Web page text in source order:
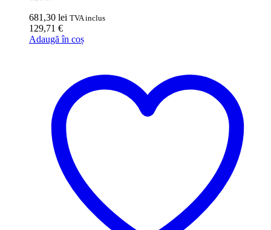
681,30 lei TVA inclus
129,71 €
Adaugă în coș